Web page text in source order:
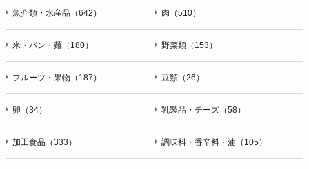
魚介類・水産品（642） 肉（510）
米・パン・麺（180） 野菜類（153）
フルーツ・果物（187） 豆類（26）
卵（34） 乳製品・チーズ（58）
加工食品（333） 調味料・香辛料・油（105）